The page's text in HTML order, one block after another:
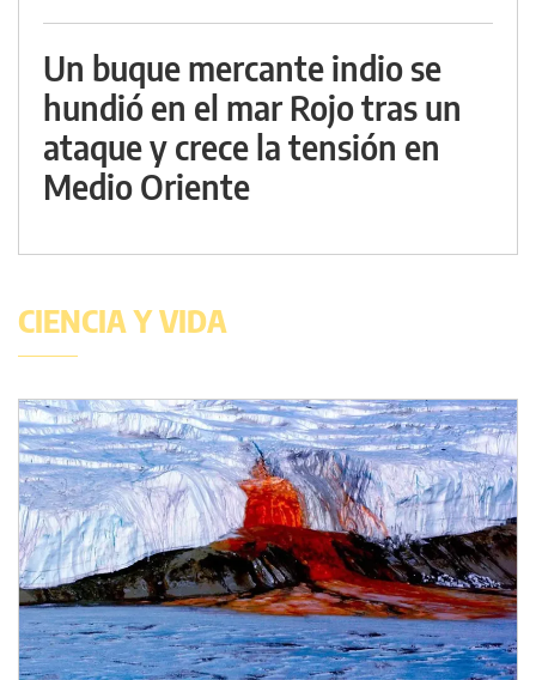
Un buque mercante indio se
hundió en el mar Rojo tras un
ataque y crece la tensión en
Medio Oriente
CIENCIA Y VIDA